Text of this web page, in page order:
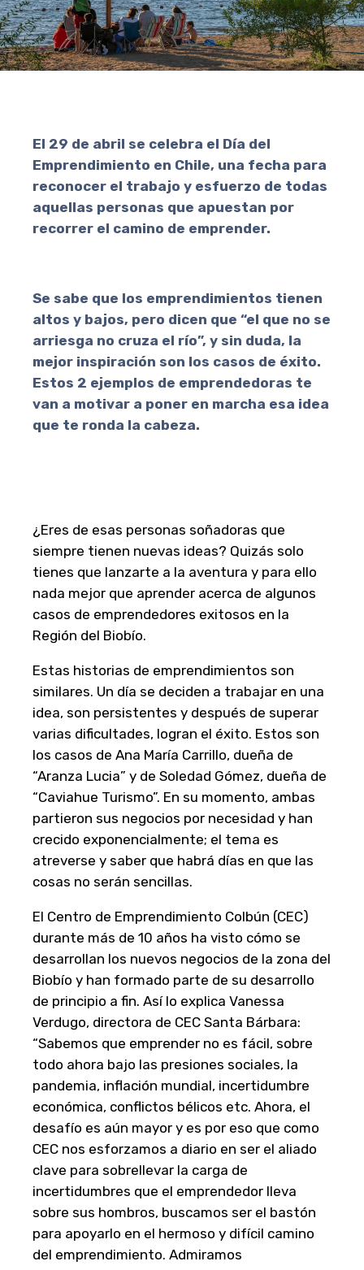
El 29 de abril se celebra el Día del
Emprendimiento en Chile, una fecha para
reconocer el trabajo y esfuerzo de todas
aquellas personas que apuestan por
recorrer el camino de emprender.
Se sabe que los emprendimientos tienen
altos y bajos, pero dicen que “el que no se
arriesga no cruza el río”, y sin duda, la
mejor inspiración son los casos de éxito.
Estos 2 ejemplos de emprendedoras te
van a motivar a poner en marcha esa idea
que te ronda la cabeza.
¿Eres de esas personas soñadoras que
siempre tienen nuevas ideas? Quizás solo
tienes que lanzarte a la aventura y para ello
nada mejor que aprender acerca de algunos
casos de emprendedores exitosos en la
Región del Biobío.
Estas historias de emprendimientos son
similares. Un día se deciden a trabajar en una
idea, son persistentes y después de superar
varias dificultades, logran el éxito. Estos son
los casos de Ana María Carrillo, dueña de
“Aranza Lucia” y de Soledad Gómez, dueña de
“Caviahue Turismo”. En su momento, ambas
partieron sus negocios por necesidad y han
crecido exponencialmente; el tema es
atreverse y saber que habrá días en que las
cosas no serán sencillas.
El Centro de Emprendimiento Colbún (CEC)
durante más de 10 años ha visto cómo se
desarrollan los nuevos negocios de la zona del
Biobío y han formado parte de su desarrollo
de principio a fin. Así lo explica Vanessa
Verdugo, directora de CEC Santa Bárbara:
“Sabemos que emprender no es fácil, sobre
todo ahora bajo las presiones sociales, la
pandemia, inflación mundial, incertidumbre
económica, conflictos bélicos etc. Ahora, el
desafío es aún mayor y es por eso que como
CEC nos esforzamos a diario en ser el aliado
clave para sobrellevar la carga de
incertidumbres que el emprendedor lleva
sobre sus hombros, buscamos ser el bastón
para apoyarlo en el hermoso y difícil camino
del emprendimiento. Admiramos